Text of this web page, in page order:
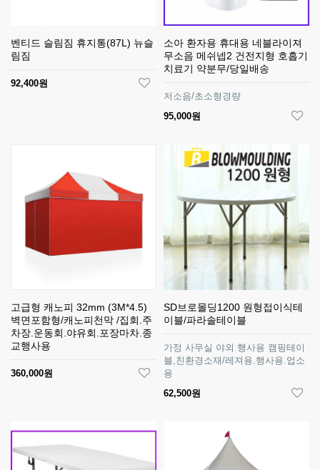
벤티드 슬림짐 휴지통(87L) 뉴슬
림짐
92,400원
소아 환자용 휴대용 네블라이져
무소음 메쉬넵2 건전지형 호흡기
치료기 약분무/당일배송
저소음/초소형경량
95,000원
고급형 캐노피 32mm (3M*4.5)
벽면포함형/캐노피천막 /집회.주
차장.운동회.야유회.포장마차.종
교행사용
360,000원
SD브로몰딩1200 원형접이식테
이블/파라솔테이블
가정 사무실 야외 행사용 캠핑테이
블,친환경소재/레져용.행사용.업소
용
62,500원